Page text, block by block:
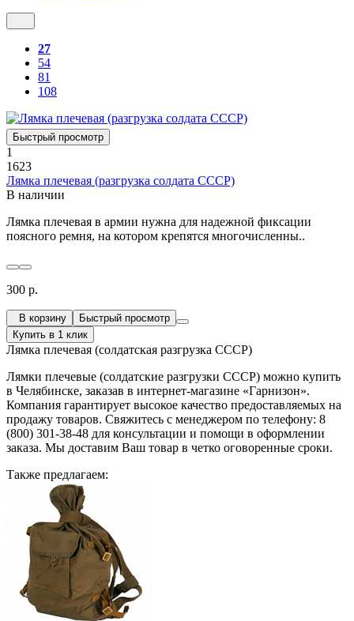
27
54
81
108
Быстрый просмотр
1
1623
Лямка плечевая (разгрузка солдата СССР)
В наличии
Лямка плечевая в армии нужна для надежной фиксации
поясного ремня, на котором крепятся многочисленны..
300 р.
В корзину
Быстрый просмотр
Купить в 1 клик
Лямка плечевая (солдатская разгрузка СССР)
Лямки плечевые (солдатские разгрузки СССР) можно купить
в Челябинске, заказав в интернет-магазине «Гарнизон».
Компания гарантирует высокое качество предоставляемых на
продажу товаров. Свяжитесь с менеджером по телефону: 8
(800) 301-38-48 для консультации и помощи в оформлении
заказа. Мы доставим Ваш товар в четко оговоренные сроки.
Также предлагаем: